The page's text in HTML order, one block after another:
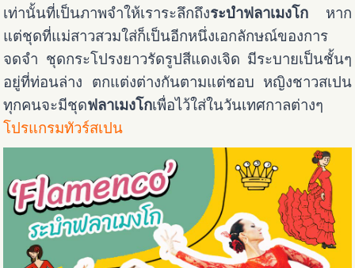
เท่านั้นที่เป็นภาพจำให้เราระลึกถึงระบำฟลาเมงโก หาก
แต่ชุดที่แม่สาวสวมใส่ก็เป็นอีกหนึ่งเอกลักษณ์ของการ
จดจำ ชุดกระโปรงยาวรัดรูปสีแดงเจิด มีระบายเป็นชั้นๆ
อยู่ที่ท่อนล่าง ตกแต่งต่างกันตามแต่ชอบ หญิงชาวสเปน
ทุกคนจะมีชุดฟลาเมงโกเพื่อไว้ใส่ในวันเทศกาลต่างๆ
โปรแกรมทัวร์สเปน